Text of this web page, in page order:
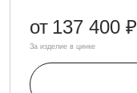
от 137 400 ₽
За изделие в цинке